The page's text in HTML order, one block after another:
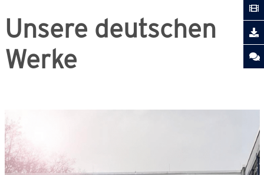
Unsere deutschen
Werke